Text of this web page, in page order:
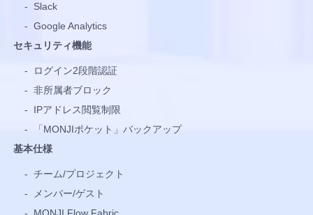
-
Slack
- Google Analytics
セキュリティ機能
-
ログイン2段階認証
- 非所属者ブロック
-
IPアドレス閲覧制限
-
「MONJIポケット」バックアップ
基本仕様
- チーム/プロジェクト
-
メンバー/ゲスト